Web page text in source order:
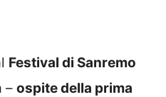
Festival di Sanremo
– ospite della prima